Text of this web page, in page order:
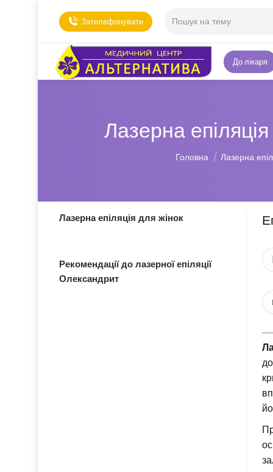
Зателефонувати
До лікаря
Лазерна
Ви тут:
Головна Лазерна
Лазерна епіляція для жінок
Рекомендації до лазерної епіляції
Олександрит